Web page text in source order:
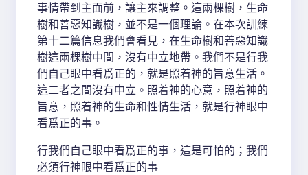
事情帶到主面前，讓主來調整。這兩棵樹，生命
樹和善惡知識樹，並不是一個理論。在本次訓練
第十二篇信息我們會看見，在生命樹和善惡知識
樹這兩棵樹中間，沒有中立地帶。我們不是行我
們自己眼中看爲正的，就是照着神的旨意生活。
這二者之間沒有中立。照着神的心意，照着神的
旨意，照着神的生命和性情生活，就是行神眼中
看爲正的事。
行我們自己眼中看爲正的事，這是可怕的；我們
必須行神眼中看爲正的事